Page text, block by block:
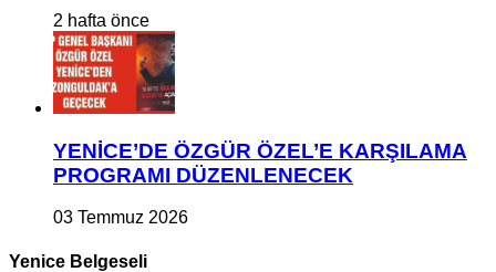
2 hafta önce
YENİCE’DE ÖZGÜR ÖZEL’E KARŞILAMA
PROGRAMI DÜZENLENECEK
03 Temmuz 2026
Yenice Belgeseli